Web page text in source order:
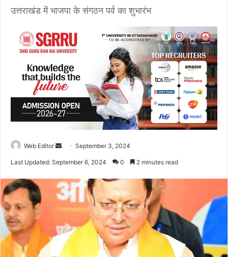
उत्तराखंड में भाजपा के संगठन पर्व का शुभारंभ
Web Editor
d
a
n
m
a
September 3, 2024
Last Updated: September 6, 2024 0 2 minutes read